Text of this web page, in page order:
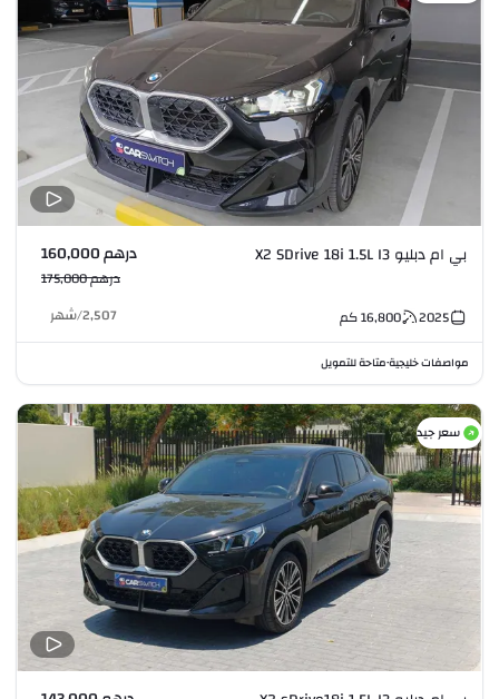
بي ام دبليو X2 SDrive 18i 1.5L I3 درهم 160,000
درهم 175,000
2025
16,800كم 2,507
/شهر
مواصفات خليجية•متاحة للتمويل
سعر جيد